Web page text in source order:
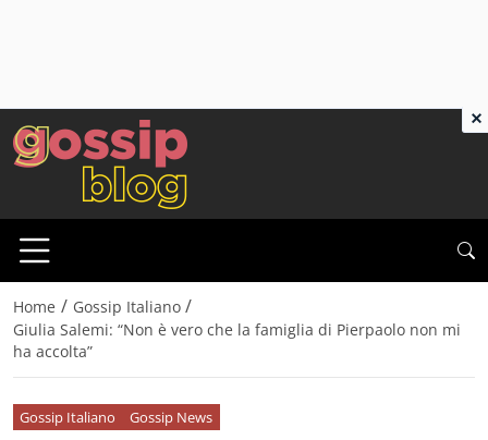
Home / Gossip Italiano /
Giulia Salemi: “Non è vero che la famiglia di Pierpaolo non mi
ha accolta”
Gossip Italiano Gossip News
×